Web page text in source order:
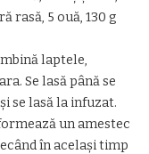
rasă, 5 ouă, 130 g
laptele,
Se lasă până se
se lasă la infuzat.
un amestec
în acelaşi timp